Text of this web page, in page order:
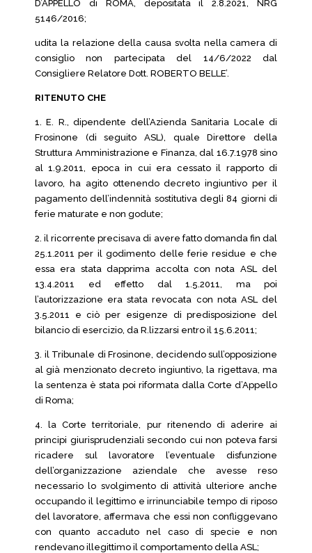
D’APPELLO di ROMA, depositata il 2.8.2021, NRG
5146/2016;
udita la relazione della causa svolta nella camera di
consiglio non partecipata del 14/6/2022 dal
Consigliere Relatore Dott. ROBERTO BELLE’.
RITENUTO CHE
1. E. R., dipendente dell’Azienda Sanitaria Locale di
Frosinone (di seguito ASL), quale Direttore della
Struttura Amministrazione e Finanza, dal 16.7.1978 sino
al 1.9.2011, epoca in cui era cessato il rapporto di
lavoro, ha agito ottenendo decreto ingiuntivo per il
pagamento dell’indennità sostitutiva degli 84 giorni di
ferie maturate e non godute;
2. il ricorrente precisava di avere fatto domanda fin dal
25.1.2011 per il godimento delle ferie residue e che
essa era stata dapprima accolta con nota ASL del
13.4.2011 ed effetto dal 1.5.2011, ma poi
l’autorizzazione era stata revocata con nota ASL del
3.5.2011 e ciò per esigenze di predisposizione del
bilancio di esercizio, da R.lizzarsi entro il 15.6.2011;
3. il Tribunale di Frosinone, decidendo sull’opposizione
al già menzionato decreto ingiuntivo, la rigettava, ma
la sentenza è stata poi riformata dalla Corte d’Appello
di Roma;
4. la Corte territoriale, pur ritenendo di aderire ai
principi giurisprudenziali secondo cui non poteva farsi
ricadere sul lavoratore l’eventuale disfunzione
dell’organizzazione aziendale che avesse reso
necessario lo svolgimento di attività ulteriore anche
occupando il legittimo e irrinunciabile tempo di riposo
del lavoratore, affermava che essi non confliggevano
con quanto accaduto nel caso di specie e non
rendevano illegittimo il comportamento della ASL;